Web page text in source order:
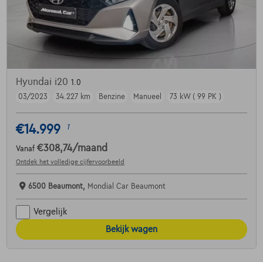
Hyundai i20 1.0
03/2023
34.227 km Benzine Manueel 73 kW ( 99 PK )
€14.999 1
Vanaf €308,74/maand
Ontdek het volledige cijfervoorbeeld
6500 Beaumont, Mondial Car Beaumont
Vergelijk
Bekijk wagen